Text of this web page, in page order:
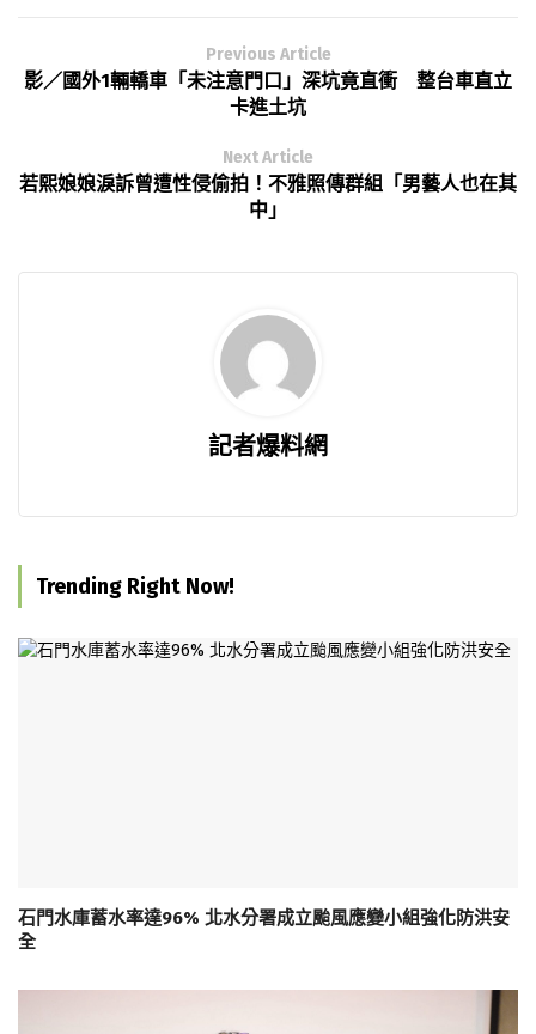
Previous Article
影／國外1輛轎車「未注意門口」深坑竟直衝 整台車直立
卡進土坑
Next Article
若熙娘娘淚訴曾遭性侵偷拍！不雅照傳群組「男藝人也在其
中」
記者爆料網
Trending Right Now!
石門水庫蓄水率達96% 北水分署成立颱風應變小組強化防洪安
全